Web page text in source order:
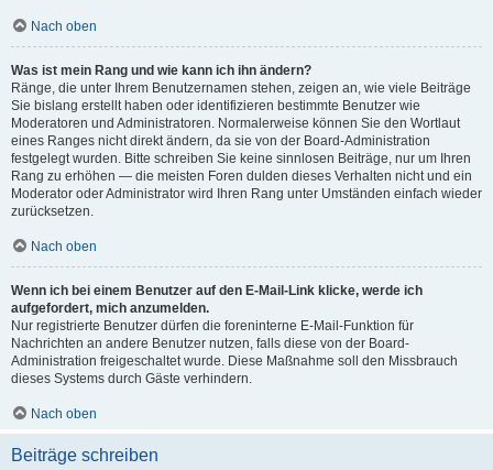
Nach oben
Was ist mein Rang und wie kann ich ihn ändern?
Ränge, die unter Ihrem Benutzernamen stehen, zeigen an, wie viele Beiträge
Sie bislang erstellt haben oder identifizieren bestimmte Benutzer wie
Moderatoren und Administratoren. Normalerweise können Sie den Wortlaut
eines Ranges nicht direkt ändern, da sie von der Board-Administration
festgelegt wurden. Bitte schreiben Sie keine sinnlosen Beiträge, nur um Ihren
Rang zu erhöhen — die meisten Foren dulden dieses Verhalten nicht und ein
Moderator oder Administrator wird Ihren Rang unter Umständen einfach wieder
zurücksetzen.
Nach oben
Wenn ich bei einem Benutzer auf den E-Mail-Link klicke, werde ich
aufgefordert, mich anzumelden.
Nur registrierte Benutzer dürfen die foreninterne E-Mail-Funktion für
Nachrichten an andere Benutzer nutzen, falls diese von der Board-
Administration freigeschaltet wurde. Diese Maßnahme soll den Missbrauch
dieses Systems durch Gäste verhindern.
Nach oben
Beiträge schreiben